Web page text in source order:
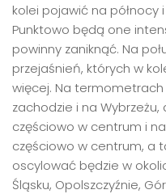
kolei pojawić na północy
Punktowo będą one
powinny zaniknąć. Na
przejaśnień, których w
więcej. Na
zachodzie i na Wybrzeżu,
częściowo w centrum i
częściowo w centrum, a
oscylować będzie w
Śląsku, Opolszczyźnie,